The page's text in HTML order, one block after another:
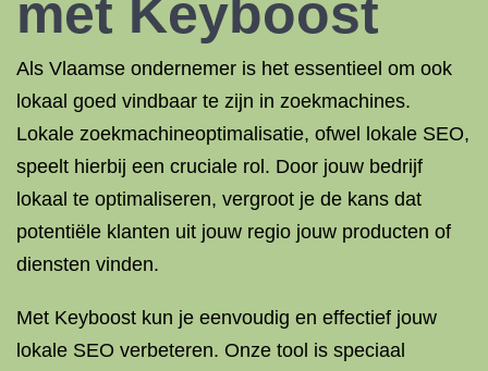
met Keyboost
Als Vlaamse ondernemer is het essentieel om ook
lokaal goed vindbaar te zijn in zoekmachines.
Lokale zoekmachineoptimalisatie, ofwel lokale SEO,
speelt hierbij een cruciale rol. Door jouw bedrijf
lokaal te optimaliseren, vergroot je de kans dat
potentiële klanten uit jouw regio jouw producten of
diensten vinden.
Met Keyboost kun je eenvoudig en effectief jouw
lokale SEO verbeteren. Onze tool is speciaal